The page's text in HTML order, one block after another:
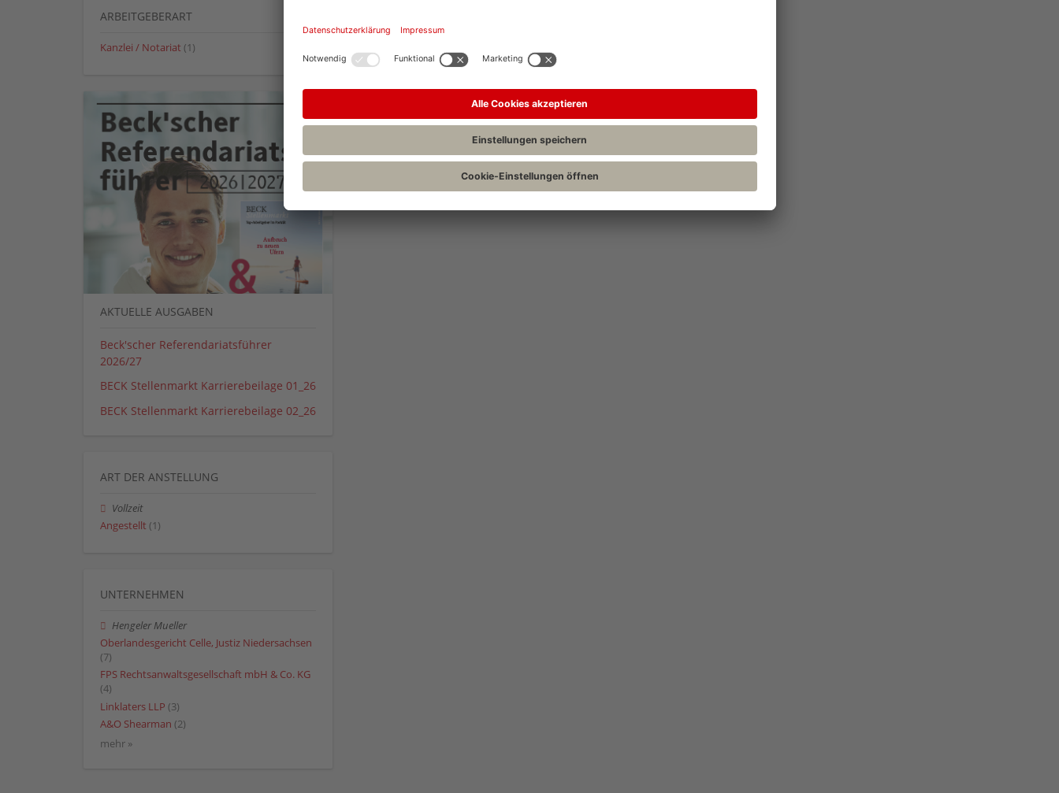
ARBEITGEBERART
Kanzlei / Notariat (1)
AKTUELLE AUSGABEN
Beck'scher Referendariatsführer
2026/27
BECK Stellenmarkt Karrierebeilage 01_26
BECK Stellenmarkt Karrierebeilage 02_26
ART DER ANSTELLUNG
Vollzeit
Angestellt (1)
UNTERNEHMEN
Hengeler Mueller
Oberlandesgericht Celle, Justiz Niedersachsen
(7)
FPS Rechtsanwaltsgesellschaft mbH & Co. KG
(4)
Linklaters LLP (3)
A&O Shearman (2)
mehr »